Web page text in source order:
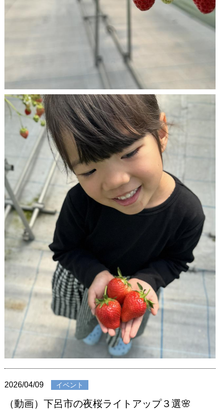
2026/04/09 イベント
（動画）下呂市の夜桜ライトアップ３選🌸